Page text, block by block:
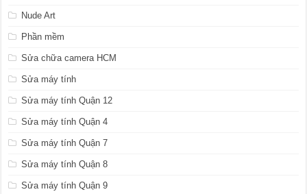
Nude Art
Phần mềm
Sửa chữa camera HCM
Sửa máy tính
Sửa máy tính Quận 12
Sửa máy tính Quận 4
Sửa máy tính Quận 7
Sửa máy tính Quận 8
Sửa máy tính Quận 9